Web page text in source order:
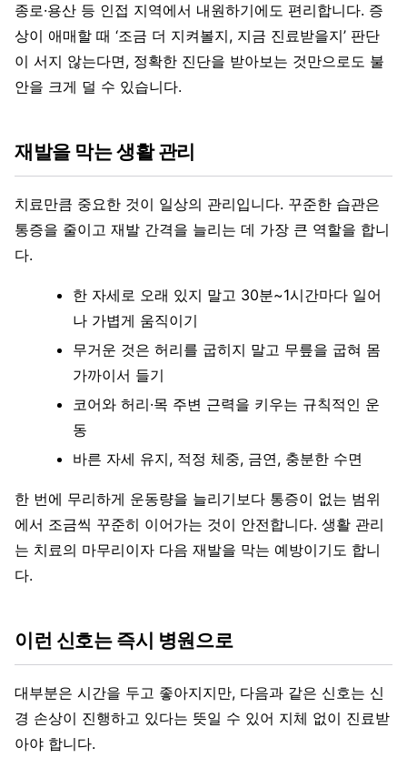
종로·용산 등 인접 지역에서 내원하기에도 편리합니다. 증
상이 애매할 때 ‘조금 더 지켜볼지, 지금 진료받을지’ 판단
이 서지 않는다면, 정확한 진단을 받아보는 것만으로도 불
안을 크게 덜 수 있습니다.
재발을 막는 생활 관리
치료만큼 중요한 것이 일상의 관리입니다. 꾸준한 습관은
통증을 줄이고 재발 간격을 늘리는 데 가장 큰 역할을 합니
다.
한 자세로 오래 있지 말고 30분~1시간마다 일어
나 가볍게 움직이기
무거운 것은 허리를 굽히지 말고 무릎을 굽혀 몸
가까이서 들기
코어와 허리·목 주변 근력을 키우는 규칙적인 운
동
바른 자세 유지, 적정 체중, 금연, 충분한 수면
한 번에 무리하게 운동량을 늘리기보다 통증이 없는 범위
에서 조금씩 꾸준히 이어가는 것이 안전합니다. 생활 관리
는 치료의 마무리이자 다음 재발을 막는 예방이기도 합니
다.
이런 신호는 즉시 병원으로
대부분은 시간을 두고 좋아지지만, 다음과 같은 신호는 신
경 손상이 진행하고 있다는 뜻일 수 있어 지체 없이 진료받
아야 합니다.